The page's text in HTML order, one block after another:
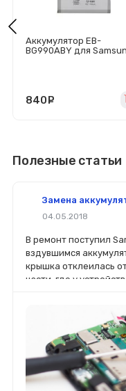
Аккумулятор EB-
BG990ABY для
840
Полезные статьи
Замена
04.05.2018
В ремонт поступил
вздувшимся
крышка отклеилась
части, где у